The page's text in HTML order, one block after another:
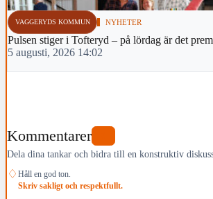
VAGGERYDS KOMMUN NYHETER
Pulsen stiger i Tofteryd – på lördag är det
5 augusti, 2026 14:02
Kommentarer
Dela dina tankar och bidra till en konstruktiv
♢ Håll en god ton.
Skriv sakligt och respektfullt.